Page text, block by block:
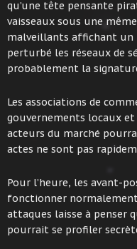
qu’une tête pensante
vaisseaux sous une
malveillants affichant un
perturbé les réseaux de
probablement la
Les associations de
gouvernements locaux et
acteurs du marché
actes ne sont pas
Pour l’heure, les avant-
fonctionner
attaques laisse à penser
pourrait se profiler